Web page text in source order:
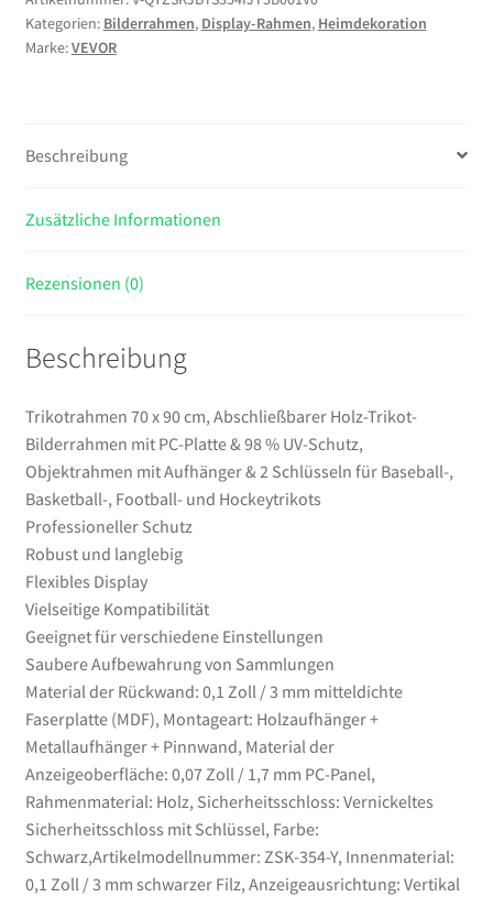
cm,
Abschließbarer
mit
Platte
98
Schutz,
mit
Aufhänger
&
2
Schlüsseln
für
Baseball-,
Basketball-,
Football-
und
Hockeytrikots
Menge
Kategorien: Bilderrahmen, Display-Rahmen, Heimdekoration
Marke:VEVOR
Beschreibung
Zusätzliche Informationen
Rezensionen (0)
Beschreibung
Trikotrahmen 70 x 90 cm, Abschließbarer Holz-Trikot-
Bilderrahmen mit PC-Platte & 98 % UV-Schutz,
Objektrahmen mit Aufhänger & 2 Schlüsseln für Baseball-,
Basketball-, Football- und Hockeytrikots
Professioneller Schutz
Robust und langlebig
Flexibles Display
Vielseitige Kompatibilität
Geeignet für verschiedene Einstellungen
Saubere Aufbewahrung von Sammlungen
Material der Rückwand: 0,1 Zoll / 3 mm mitteldichte
Faserplatte (MDF), Montageart: Holzaufhänger +
Metallaufhänger + Pinnwand, Material der
Anzeigeoberfläche: 0,07 Zoll / 1,7 mm PC-Panel,
Rahmenmaterial: Holz, Sicherheitsschloss: Vernickeltes
Sicherheitsschloss mit Schlüssel, Farbe:
Schwarz,Artikelmodellnummer: ZSK-354-Y, Innenmaterial:
0,1 Zoll / 3 mm schwarzer Filz, Anzeigeausrichtung: Vertikal